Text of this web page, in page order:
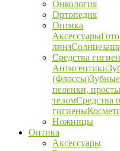
Онкология
Ортопедия
Оптика
Аксессуары
линз
Средства
Антисептики
(Флоссы)
пеленки,
теломСредства
гигиены
Ножницы
Оптика
Аксессуары